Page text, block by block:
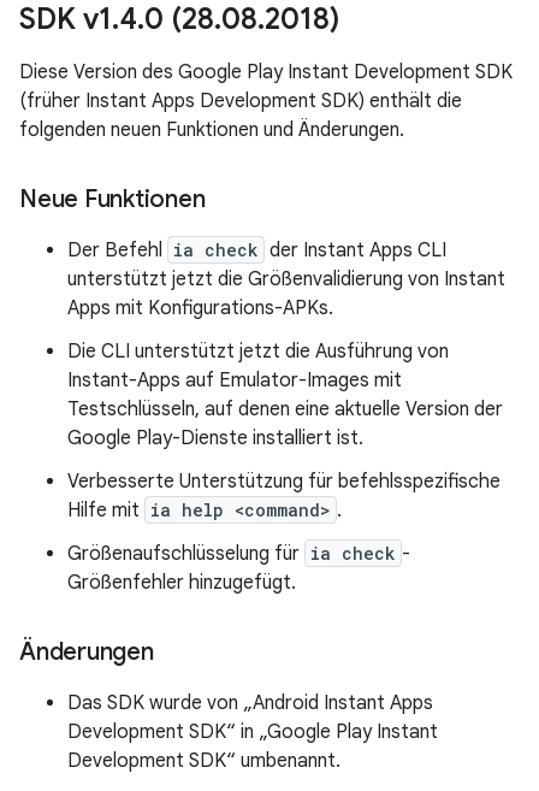
SDK v1.4.0 (28.08.2018)
Diese Version des Google Play Instant Development SDK
(früher Instant Apps Development SDK) enthält die
folgenden neuen Funktionen und Änderungen.
Neue Funktionen
Der Befehl ia check der Instant Apps CLI
unterstützt jetzt die Größenvalidierung von Instant
Apps mit Konfigurations-APKs.
Die CLI unterstützt jetzt die Ausführung von
Instant-Apps auf Emulator-Images mit
Testschlüsseln, auf denen eine aktuelle Version der
Google Play-Dienste installiert ist.
Verbesserte Unterstützung für befehlsspezifische
Hilfe mit ia help <command> .
Größenaufschlüsselung für ia check -
Größenfehler hinzugefügt.
Änderungen
Das SDK wurde von „Android Instant Apps
Development SDK“ in „Google Play Instant
Development SDK“ umbenannt.